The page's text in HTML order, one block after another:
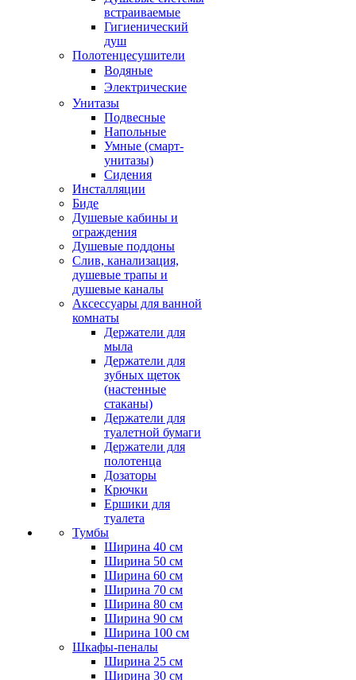
встраиваемые
Гигиенический
душ
Полотенцесушители
ㅤВодяные
ㅤЭлектрические
Унитазы
Подвесные
Напольные
Умные (смарт-
унитазы)
Сидения
Инсталляции
Биде
Душевые кабины и
ограждения
Душевые поддоны
Слив, канализация,
душевые трапы и
душевые каналы
Аксессуары для ванной
комнаты
Держатели для
мыла
Держатели для
зубных щеток
(настенные
стаканы)
Держатели для
туалетной бумаги
Держатели для
полотенца
Дозаторы
Крючки
Ершики для
туалета
Тумбы
Ширина 40 см
Ширина 50 см
Ширина 60 см
Ширина 70 см
Ширина 80 см
Ширина 90 см
Ширина 100 см
Шкафы-пеналы
Ширина 25 см
Ширина 30 см